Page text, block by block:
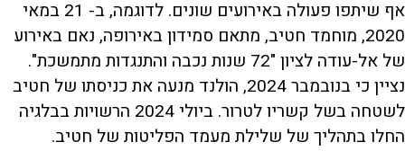
אף שיתפו פעולה באירועים שונים. לדוגמה, ב- 21 במאי
2020, מוחמד חטיב, מתאם סמידון באירופה, נאם באירוע
של אל-עודה לציון "72 שנות נכבה והתנגדות מתמשכת".
נציין כי בנובמבר 2024, הולנד מנעה את כניסתו של חטיב
לשטחה בשל קשריו לטרור. ביולי 2024 הרשויות בבלגיה
החלו בתהליך של שלילת מעמד הפליטות של חטיב.